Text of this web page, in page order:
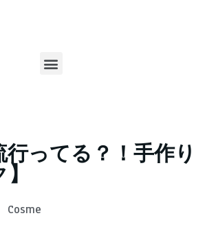
行ってる？！手作り
Cosme